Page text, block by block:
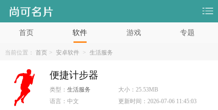
首页 软件 游戏 专题
当前位置： 首页 > 安卓软件 > 生活服务
便捷计步器
类型： 生活服务 大小：25.53MB
语言： 中文 更新时间：2026-07-06 11:45:03